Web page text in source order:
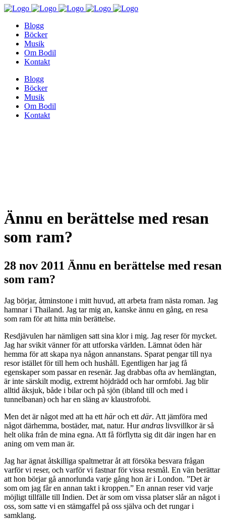
Blogg
Böcker
Musik
Om Bodil
Kontakt
Blogg
Böcker
Musik
Om Bodil
Kontakt
Ännu en berättelse med resan
som ram?
28 nov 2011 Ännu en berättelse med resan
som ram?
Jag börjar, åtminstone i mitt huvud, att arbeta fram nästa roman. Jag
hamnar i Thailand. Jag tar mig an, kanske ännu en gång, en resa
som ram för att hitta min berättelse.
Resdjävulen har nämligen satt sina klor i mig. Jag reser för mycket.
Jag har svikit vänner för att utforska världen. Lämnat öden här
hemma för att skapa nya någon annanstans. Sparat pengar till nya
resor istället för till hem och hushåll. Egentligen har jag få
egenskaper som passar en resenär. Jag drabbas ofta av hemlängtan,
är inte särskilt modig, extremt höjdrädd och har ormfobi. Jag blir
alltid åksjuk, både i bilar och på sjön (ibland till och med i
tunnelbanan) och har en släng av klaustrofobi.
Men det är något med att ha ett häroch ett där. Att jämföra med
något därhemma, bostäder, mat, natur. Hurandras livsvillkor är så
helt olika från de mina egna. Att få förflytta sig dit där ingen har en
aning om vem man är.
Jag har ägnat åtskilliga spaltmetrar åt att försöka besvara frågan
varför vi reser, och varför vi fastnar för vissa resmål. En vän berättar
att hon börjar gå annorlunda varje gång hon är i London. ”Det är
som om jag får en annan takt i kroppen.” En annan reser vid varje
möjligt tillfälle till Indien. Det är som om vissa platser slår an något i
oss, som satte vi en stämgaffel på oss själva och det rungar i
samklang.